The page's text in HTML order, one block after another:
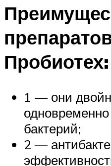
Пробиотех:
1 — они
бактерий;
2 —